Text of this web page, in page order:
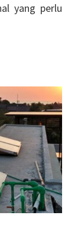
yang perlu